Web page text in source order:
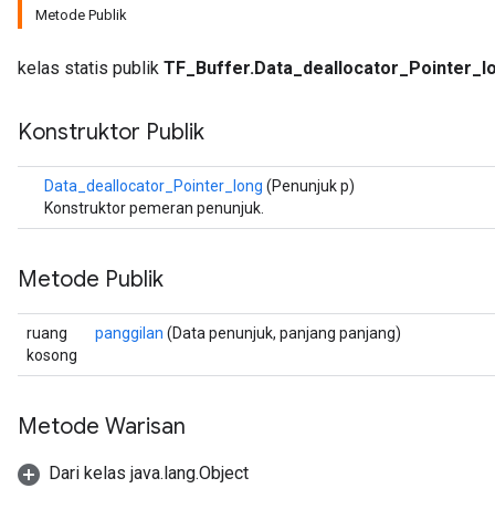
Metode Publik
kelas statis publik
Konstruktor Publik
Data_deallocator_Pointer_long (Penunjuk p)
Konstruktor pemeran penunjuk.
Metode Publik
ruang
kosong
panggilan (Data penunjuk, panjang panjang)
Metode Warisan
Dari kelas java.lang.Object